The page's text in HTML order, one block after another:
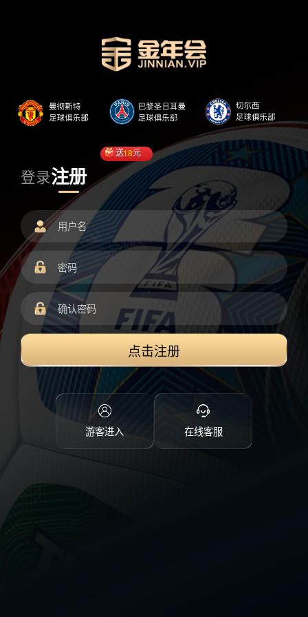
登录注册
送18元
点击注册
游客进入 在线客服